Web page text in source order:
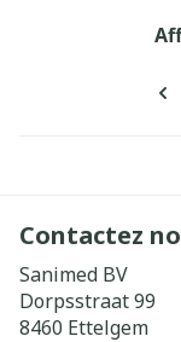
Contactez
Sanimed BV
Dorpsstraat 99
8460 Ettelgem